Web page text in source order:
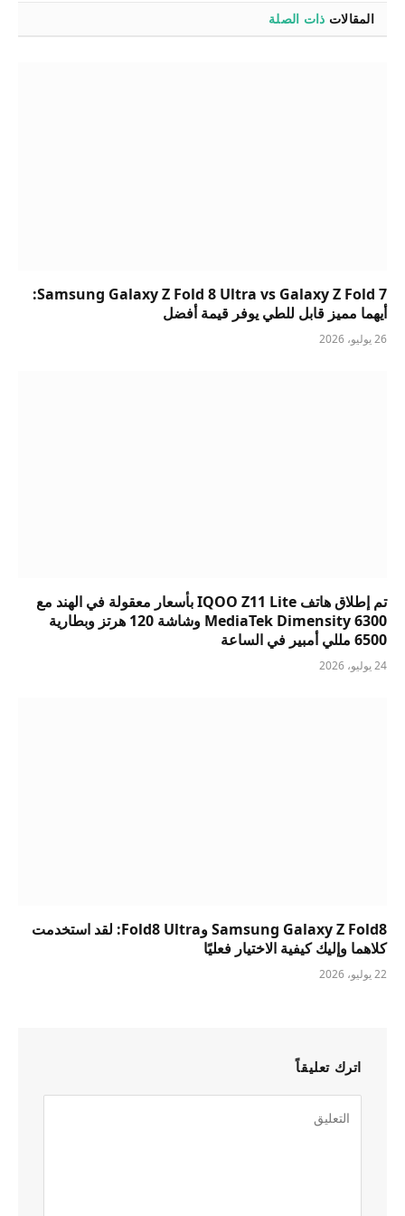
المقالات ذات الصلة
Samsung Galaxy Z Fold 8 Ultra vs Galaxy Z Fold 7:
أيهما مميز قابل للطي يوفر قيمة أفضل
26 يوليو، 2026
تم إطلاق هاتف IQOO Z11 Lite بأسعار معقولة في الهند مع
MediaTek Dimensity 6300 وشاشة 120 هرتز وبطارية
6500 مللي أمبير في الساعة
24 يوليو، 2026
Samsung Galaxy Z Fold8 وFold8 Ultra: لقد استخدمت
كلاهما وإليك كيفية الاختيار فعليًا
22 يوليو، 2026
اترك تعليقاً